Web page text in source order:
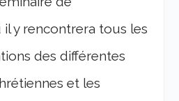
y rencontrera tous les
des différentes
et les